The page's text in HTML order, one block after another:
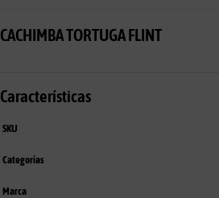
CACHIMBA TORTUGA FLINT
Características
SKU
Categorías
Marca